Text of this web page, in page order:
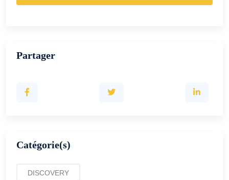
Partager
Catégorie(s)
DISCOVERY